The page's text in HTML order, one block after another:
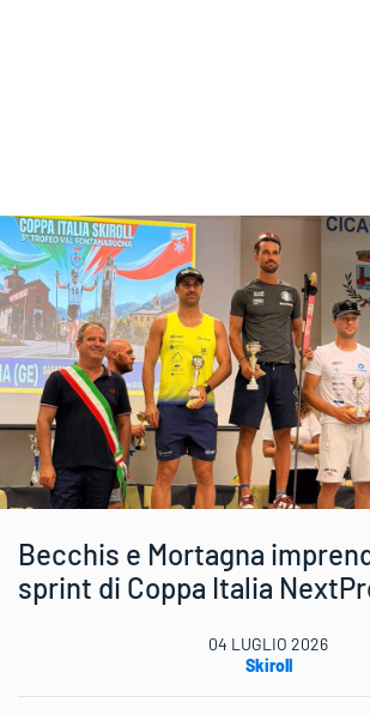
Becchis e Mortagna
sprint di Coppa Italia
04 LUGLIO 2026
Skiroll